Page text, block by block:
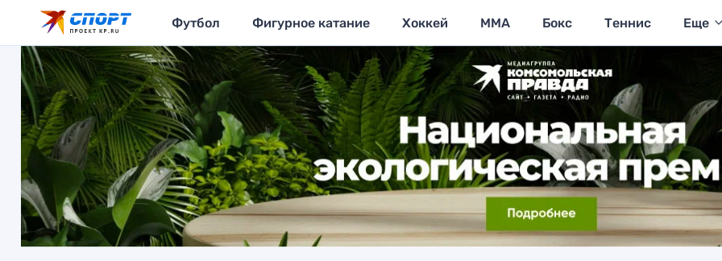
Футбол Фигурное катание Хоккей MMA Бокс Теннис Еще